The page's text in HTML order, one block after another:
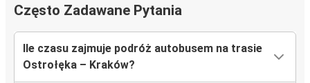
Często Zadawane Pytania
Ile czasu zajmuje podróż autobusem na trasie
Ostrołęka – Kraków?